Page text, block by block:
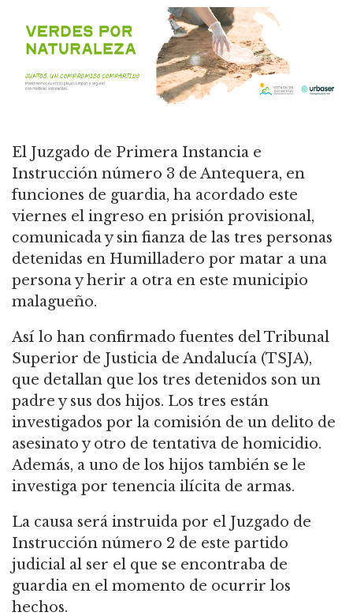
El Juzgado de Primera Instancia e
Instrucción número 3 de Antequera, en
funciones de guardia, ha acordado este
viernes el ingreso en prisión provisional,
comunicada y sin fianza de las tres personas
detenidas en Humilladero por matar a una
persona y herir a otra en este municipio
malagueño.
Así lo han confirmado fuentes del Tribunal
Superior de Justicia de Andalucía (TSJA),
que detallan que los tres detenidos son un
padre y sus dos hijos. Los tres están
investigados por la comisión de un delito de
asesinato y otro de tentativa de homicidio.
Además, a uno de los hijos también se le
investiga por tenencia ilícita de armas.
La causa será instruida por el Juzgado de
Instrucción número 2 de este partido
judicial al ser el que se encontraba de
guardia en el momento de ocurrir los
hechos.